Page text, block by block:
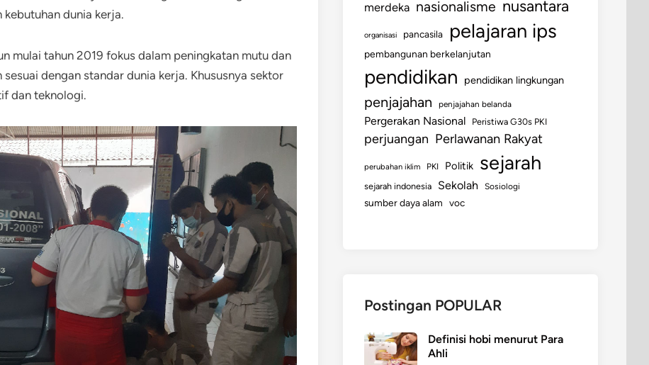
dunia kerja.
mulai tahun 2019 fokus dalam peningkatan mutu dan
dengan standar dunia kerja. Khususnya sektor
dan teknologi.
merdeka nasionalisme nusantara
organisasi pancasila pelajaran ips
pembangunan berkelanjutan
pendidikan pendidikan lingkungan
penjajahan penjajahan belanda
Pergerakan Nasional Peristiwa G30s PKI
perjuangan Perlawanan Rakyat
perubahan iklim PKI Politik sejarah
sejarah indonesia Sekolah Sosiologi
sumber daya alam voc
Postingan POPULAR
Definisi hobi menurut Para
Ahli